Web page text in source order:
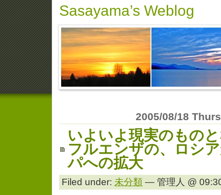
Sasayama’s Weblog
2005/08/18
いよいよ現実のもの
フルエンザの、ロシ
パへの拡大
Filed under: 未分類 — 管理人 @